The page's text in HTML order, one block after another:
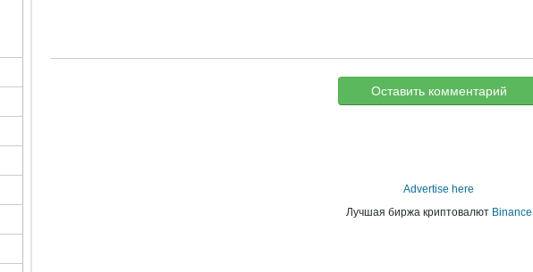
Оставить комментарий
Advertise here
Лучшая биржа криптовалют Binance